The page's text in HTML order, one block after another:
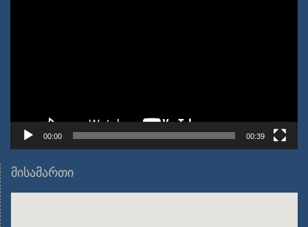
00:00 00:39
მისამართი